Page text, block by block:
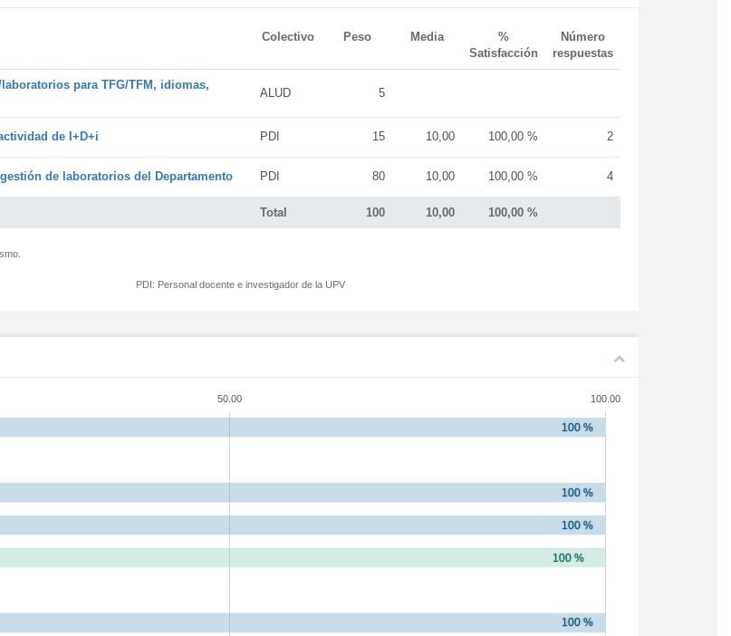
Colectivo Peso Media
%
Satisfacción
Número
respuestas
Total 100 10,00 100,00 %
para TFG/TFM, idiomas,
ALUD 5
de I+D+i PDI 15 10,00 100,00 % 2
de laboratorios del Departamento PDI 80 10,00 100,00 % 4
PDI: Personal docente e investigador de la UPV
50.00 100.00